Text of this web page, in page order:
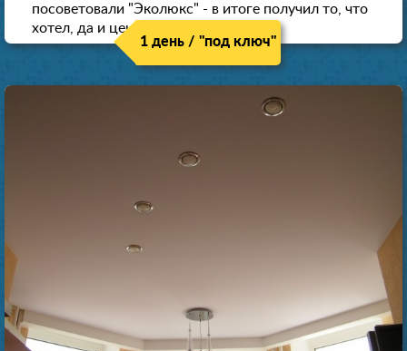
посоветовали "Эколюкс" - в итоге получил то, что
хотел, да и цена нормальная.
1 день / "под ключ"